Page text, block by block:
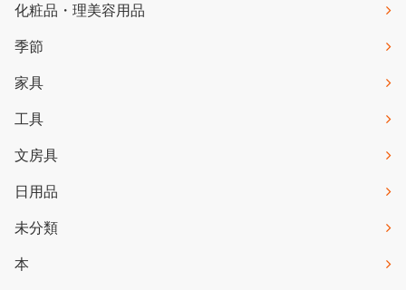
化粧品・理美容用品
季節
家具
工具
文房具
日用品
未分類
本